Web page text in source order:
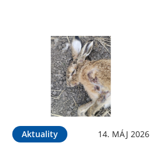
Aktuality 14. MÁJ 2026